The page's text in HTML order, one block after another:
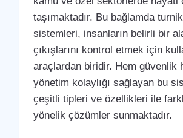
taşımaktadır. Bu bağlamda
sistemleri, insanların belirli bir
çıkışlarını kontrol etmek için
araçlardan biridir. Hem güvenlik
yönetim kolaylığı sağlayan bu
çeşitli tipleri ve özellikleri ile
yönelik çözümler sunmaktadır.